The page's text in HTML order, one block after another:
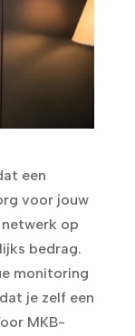
een
voor jouw
op
bedrag.
monitoring
je zelf een
MKB-